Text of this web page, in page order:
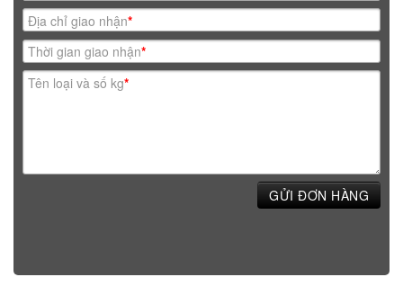
Địa chỉ giao nhận*
Thời gian giao nhận*
Tên loại và số kg*
GỬI ĐƠN HÀNG